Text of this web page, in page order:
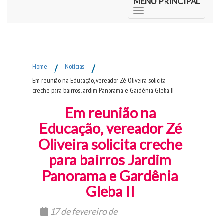
Home / Notícias /
Em reunião na Educação, vereador Zé Oliveira solicita
creche para bairros Jardim Panorama e Gardênia Gleba II
Em reunião na
Educação, vereador Zé
Oliveira solicita creche
para bairros Jardim
Panorama e Gardênia
Gleba II
17 de fevereiro de